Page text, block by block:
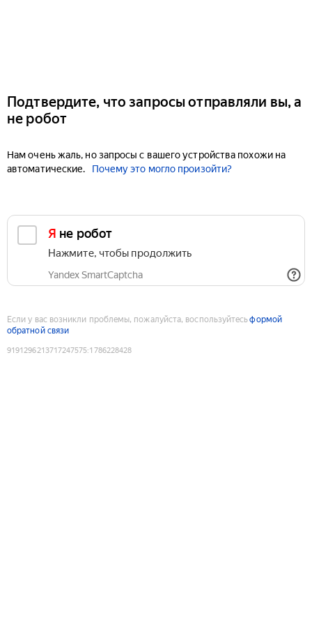
Подтвердите, что запросы отправляли вы, а
не робот
Нам очень жаль, но запросы с вашего устройства похожи на
автоматические.
Почему это могло произойти?
Я не робот
Нажмите, чтобы продолжить
Yandex SmartCaptcha
Если у вас возникли проблемы, пожалуйста, воспользуйтесьформой
обратной связи
9191296213717247575:1786228428